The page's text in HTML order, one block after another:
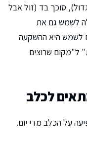
סוכך בד (זול אבל
לשמש גם את
לשמש היא ההשקעה
שרוצים
לכלב
על הכלב מדי יום.